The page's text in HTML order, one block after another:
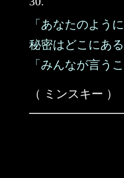
「あなたのよう
秘密はどこにある
「みんなが言う
（ ミンスキー ）